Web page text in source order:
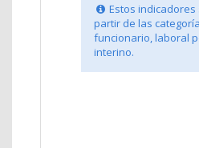
Estos indicadores
partir de las
funcionario, laboral
interino.